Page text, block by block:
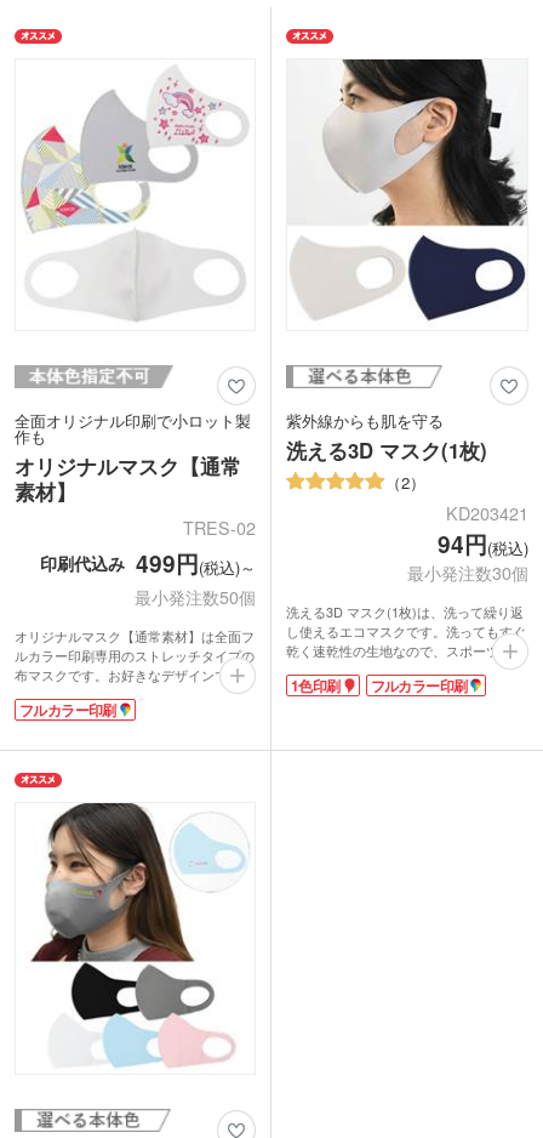
全面オリジナル印刷で小ロット製
作も
オリジナルマスク【通常
素材】
TRES-02
印刷代込み 499円(税込)～
最小発注数50個
オリジナルマスク【通常素材】は全面フ
ルカラー印刷専用のストレッチタイプの
布マスクです。お好きなデザインでプリ
ントし、完全オリジナルのマスク製作が
できます。
も、伸縮性抜群で耳が痛くなりにくいの
がポイントです。生地には抗菌・防臭加
工を施しています。
インクを生地に溶け込ませる昇華プリン
トで印刷するため、手洗いが可能。約50
回繰り返し使える経済的なマスクです。
合計50個以上ご注文の場合、Sサイズ・
Mサイズ・Lサイズを取り混ぜてご発注
いただけます。オリジナリティ溢れるデ
ザインでぜひご製作を。
フルカラー印刷
紫外線からも肌を守る
洗える3D マスク(1枚)
2
KD203421
94円(税込)
最小発注数30個
洗える3D マスク(1枚)は、洗って繰り返
し使えるエコマスクです。洗ってもすぐ
乾く速乾性の生地なので、スポーツ時な
どにおすすめ。UV遮蔽率99%、SPF50
と紫外線対策もばっちりです。単色また
お揃いのマスクを作れば、連帯感も高ま
1色印刷 フルカラー印刷